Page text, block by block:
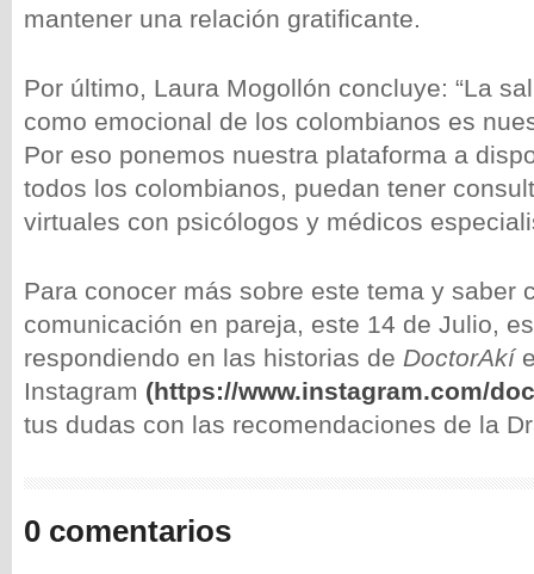
mantener una relación gratificante.
Por último, Laura Mogollón concluye: “La
como emocional de los colombianos es
Por eso ponemos nuestra plataforma a
todos los colombianos, puedan tener
virtuales con psicólogos y médicos
Para conocer más sobre este tema y saber
comunicación en pareja, este 14 de Julio,
respondiendo en las historias de DoctorAkí
Instagram (https://www.instagram.com/
tus dudas con las recomendaciones de la
0 comentarios